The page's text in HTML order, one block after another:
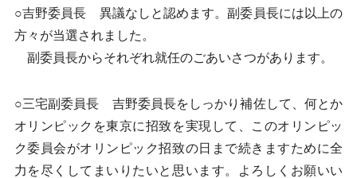
○吉野委員長 異議なしと認めます。副委員長には以上の
方々が当選されました。
副委員長からそれぞれ就任のごあいさつがあります。
○三宅副委員長 吉野委員長をしっかり補佐して、何とか
オリンピックを東京に招致を実現して、このオリンピッ
ク委員会がオリンピック招致の日まで続きますために全
力を尽くしてまいりたいと思います。よろしくお願いい